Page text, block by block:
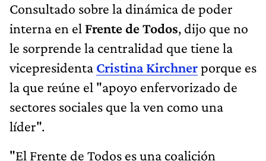
Consultado sobre la dinámica de poder
interna en el Frente de Todos, dijo que no
le sorprende la centralidad que tiene la
vicepresidenta Cristina Kirchnerporque es
la que reúne el "apoyo enfervorizado de
sectores sociales que la ven como una
líder".
"El Frente de Todos es una coalición